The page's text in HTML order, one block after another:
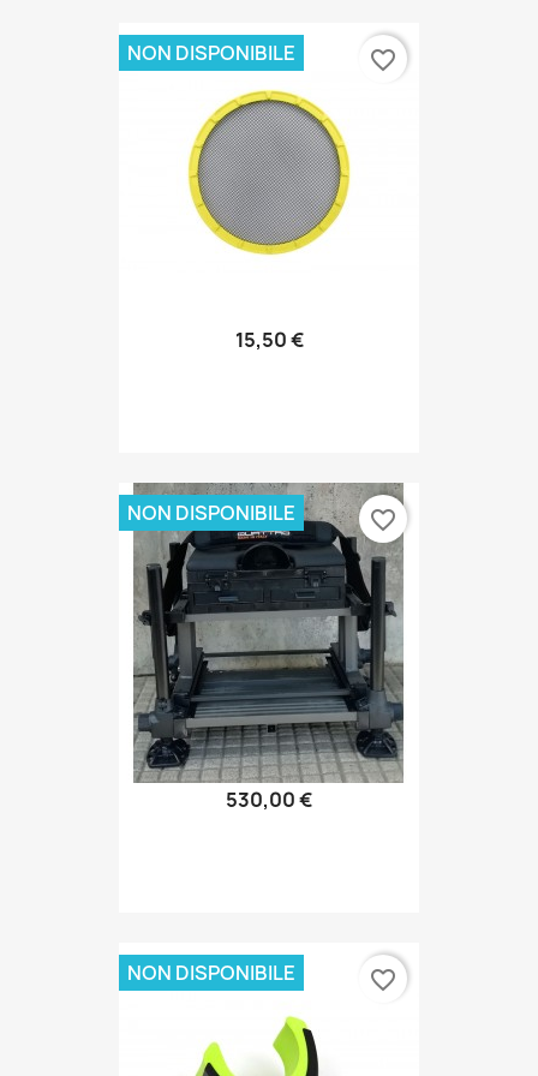
15,50 €
NON DISPONIBILE favorite_border
530,00 €
NON DISPONIBILE favorite_border
NON DISPONIBILE favorite_border